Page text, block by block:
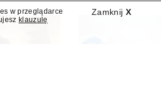
i "Państwa w
Zamknij X
w przeglądarce
klauzulę